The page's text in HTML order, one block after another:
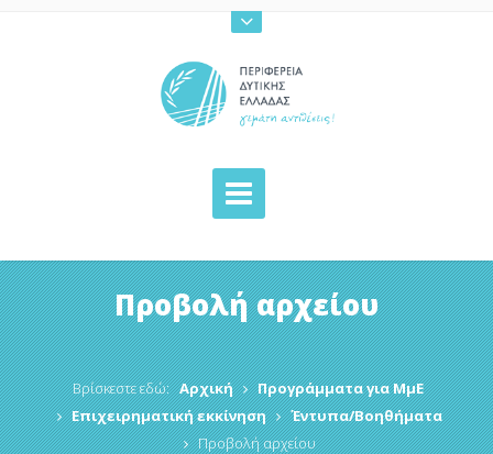
Προβολή αρχείου
Βρίσκεστε εδώ: Αρχική
Προγράμματα για ΜμΕ
Επιχειρηματική εκκίνηση
Έντυπα/Βοηθήματα
Προβολή αρχείου